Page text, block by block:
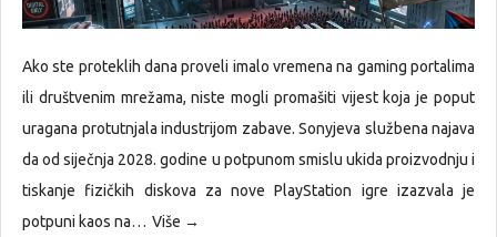
Ako ste proteklih dana proveli imalo vremena na gaming portalima
ili društvenim mrežama, niste mogli promašiti vijest koja je poput
uragana protutnjala industrijom zabave. Sonyjeva službena najava
da od siječnja 2028. godine u potpunom smislu ukida proizvodnju i
tiskanje fizičkih diskova za nove PlayStation igre izazvala je
potpuni kaos na… Više →